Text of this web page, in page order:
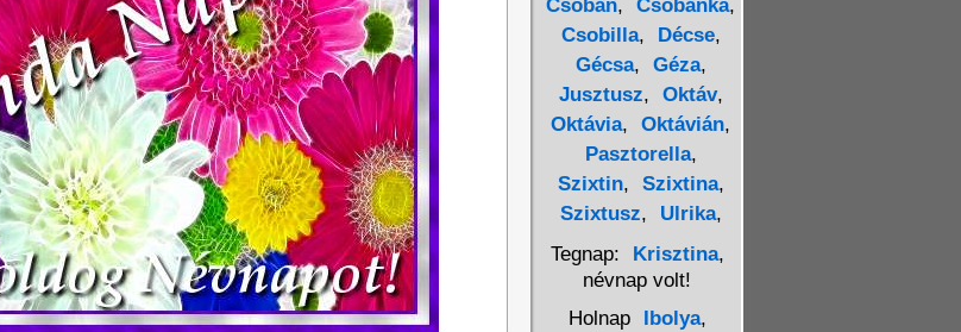
Csobán, Csobánka,
Csobilla, Décse,
Gécsa, Géza,
Jusztusz, Oktáv,
Oktávia, Oktávián,
Pasztorella,
Szixtin, Szixtina,
Szixtusz, Ulrika,
Tegnap:
Krisztina,
névnap volt!
Holnap
Ibolya,